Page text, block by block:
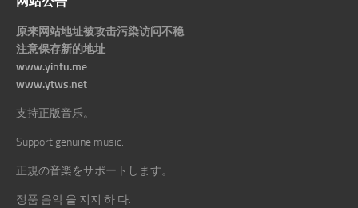
原来网站地址被攻击污染访问不稳
注意保存新的地址
www.yintu.me
www.ytws.net
支持正版音乐。
Support genuine music.
正規の音楽をサポートします。
정품 음악 을 지지 하 다.